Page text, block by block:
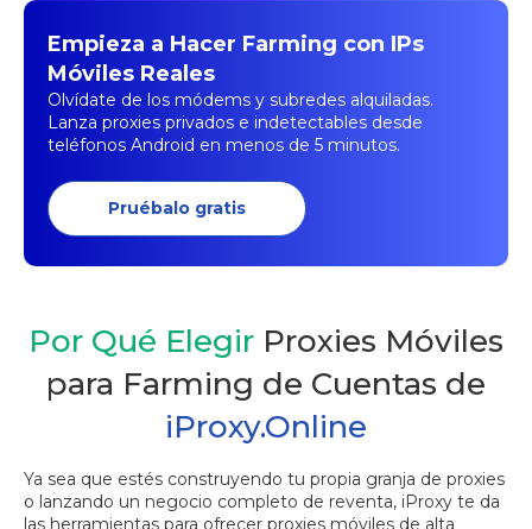
Empieza a Hacer Farming con IPs
Móviles Reales
Olvídate de los módems y subredes alquiladas.
Lanza proxies privados e indetectables desde
teléfonos Android en menos de 5 minutos.
Pruébalo gratis
Por Qué Elegir Proxies Móviles
para Farming de Cuentas de
iProxy.Online
Ya sea que estés construyendo tu propia granja de proxies
o lanzando un negocio completo de reventa, iProxy te da
las herramientas para ofrecer proxies móviles de alta